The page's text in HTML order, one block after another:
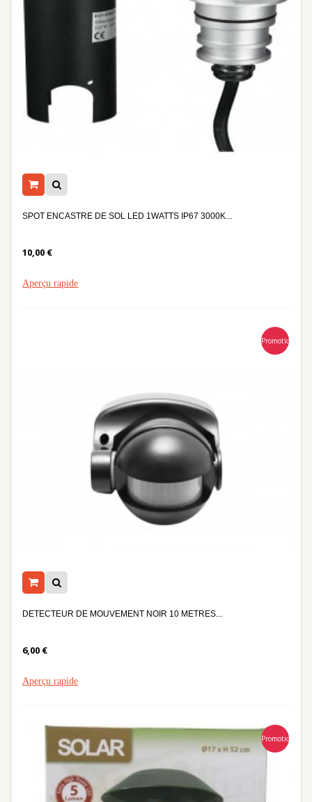
SPOT ENCASTRE DE SOL LED 1WATTS IP67 3000K...
10,00 €
Aperçu rapide
Promotion
DETECTEUR DE MOUVEMENT NOIR 10 METRES...
6,00 €
Aperçu rapide
Promotion